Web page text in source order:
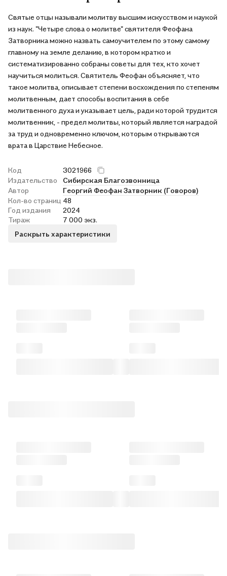
Святые отцы называли молитву высшим искусством и наукой
из наук. "Четыре слова о молитве" святителя Феофана
Затворника можно назвать самоучителем по этому самому
главному на земле деланию, в котором кратко и
систематизированно собраны советы для тех, кто хочет
научиться молиться. Святитель Феофан объясняет, что
такое молитва, описывает степени восхождения по степеням
молитвенным, дает способы воспитания в себе
молитвенного духа и указывает цель, ради которой трудится
молитвенник, - предел молитвы, который является наградой
за труд и одновременно ключом, которым открываются
врата в Царствие Небесное.
Код
3021966
Издательство
Сибирская Благозвонница
Автор
Георгий Феофан Затворник (Говоров)
Кол-во страниц 48
Год издания
2024
Тираж
7 000 экз.
Раскрыть характеристики